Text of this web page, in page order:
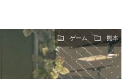
ゲーム 熊本